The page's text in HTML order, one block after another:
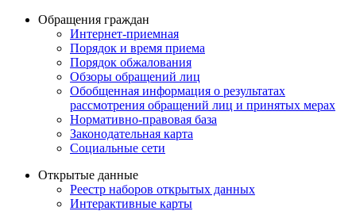
Обращения граждан
Интернет-приемная
Порядок и время приема
Порядок обжалования
Обзоры обращений лиц
Обобщенная информация о результатах
рассмотрения обращений лиц и принятых мерах
Нормативно-правовая база
Законодательная карта
Социальные сети
Открытые данные
Реестр наборов открытых данных
Интерактивные карты